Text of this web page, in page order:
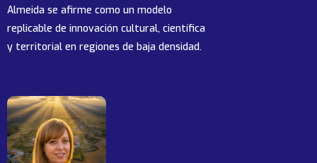
Almeida se afirme como un modelo
replicable de innovación cultural, científica
y territorial en regiones de baja densidad.